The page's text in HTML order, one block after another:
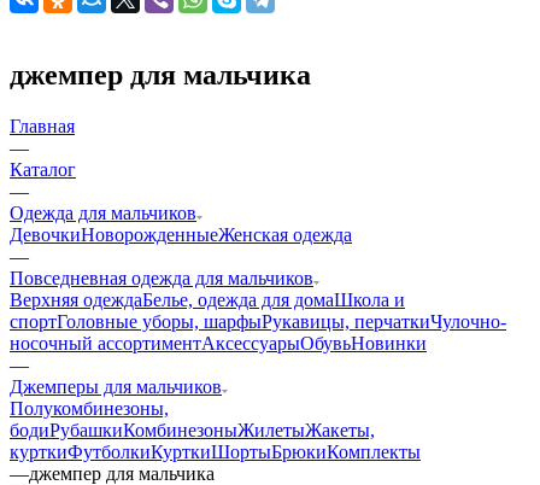
джемпер для мальчика
Главная
—
Каталог
—
Одежда для мальчиков
ДевочкиНоворожденныеЖенская одежда
—
Повседневная одежда для мальчиков
Верхняя одеждаБелье, одежда для домаШкола и
спортГоловные уборы, шарфыРукавицы, перчаткиЧулочно-
носочный ассортиментАксессуарыОбувьНовинки
—
Джемперы для мальчиков
Полукомбинезоны,
бодиРубашкиКомбинезоныЖилетыЖакеты,
курткиФутболкиКурткиШортыБрюкиКомплекты
—джемпер для мальчика